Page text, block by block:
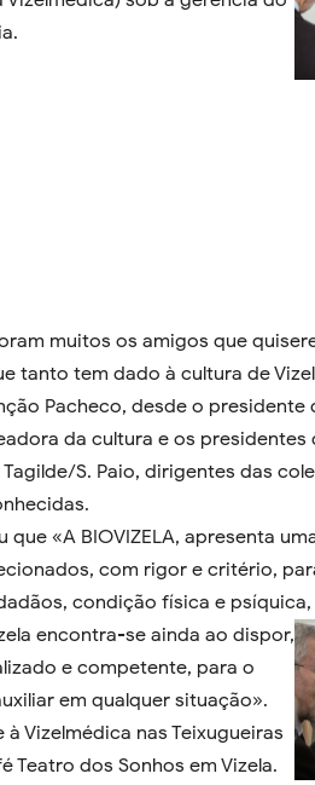
muitos os amigos que
tanto tem dado à cultura de
Pacheco, desde o presidente
da cultura e os presidentes
Tagilde/S. Paio, dirigentes das
que «A BIOVIZELA, apresenta
com rigor e critério,
condição física e
encontra-se ainda ao dispor,
e competente, para o
em qualquer situação».
Vizelmédica nas Teixugueiras
Teatro dos Sonhos em Vizela.